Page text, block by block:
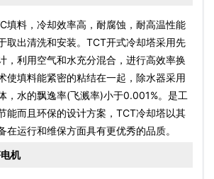
料，冷却效率高，耐腐蚀，耐高温性能
取出清洗和安装。TCT开式冷却塔采用先
，利用空气和水充分混合，进行高效率换
使填料能紧密的粘结在一起，除水器采用
，水的飘逸率(飞溅率)小于0.001%。是工
能而且环保的设计方案，TCT冷却塔以其
在运行和维保方面具有更优秀的品质。
机